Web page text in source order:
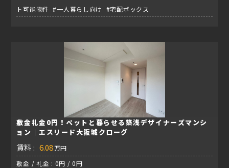
ト可能物件 #一人暮らし向け #宅配ボックス
敷金礼金0円！ペットと暮らせる築浅デザイナーズマンシ
ョン｜エスリード大阪城クローグ
賃料 : 6.08万円
敷金 / 礼金 : 0円 / 0円